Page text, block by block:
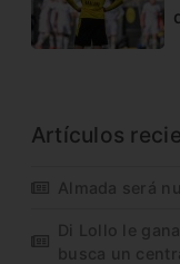
Artículos
Almada será
Di Lollo le
busca un